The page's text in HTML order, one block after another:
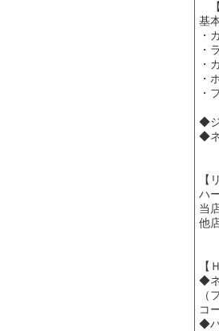
【
基
・
・
◆
◆
【
ハ
当
他
【
◆
（
コ
◆